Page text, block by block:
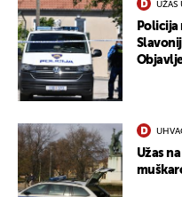
UŽAS
Policija
Užas